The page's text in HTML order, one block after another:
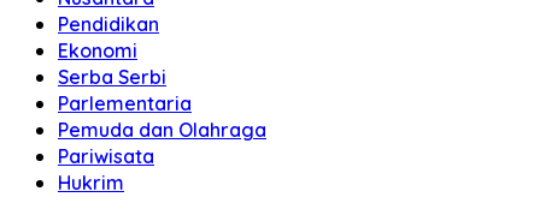
Pendidikan
Ekonomi
Serba Serbi
Parlementaria
Pemuda dan Olahraga
Pariwisata
Hukrim